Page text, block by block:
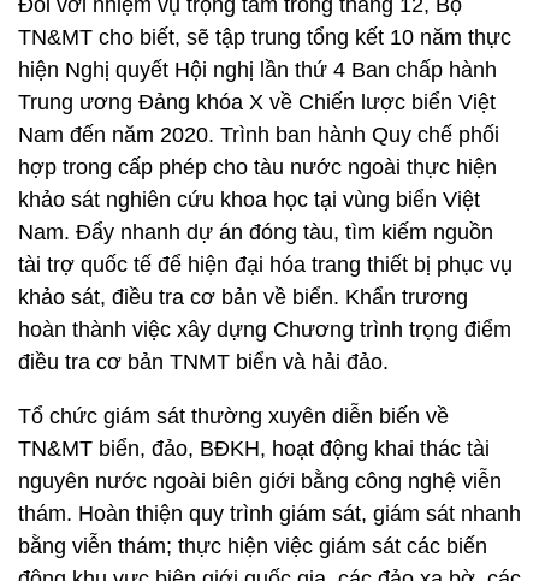
Đối với nhiệm vụ trọng tâm trong tháng 12, Bộ
TN&MT cho biết, sẽ tập trung tổng kết 10 năm thực
hiện Nghị quyết Hội nghị lần thứ 4 Ban chấp hành
Trung ương Đảng khóa X về Chiến lược biển Việt
Nam đến năm 2020. Trình ban hành Quy chế phối
hợp trong cấp phép cho tàu nước ngoài thực hiện
khảo sát nghiên cứu khoa học tại vùng biển Việt
Nam. Đẩy nhanh dự án đóng tàu, tìm kiếm nguồn
tài trợ quốc tế để hiện đại hóa trang thiết bị phục vụ
khảo sát, điều tra cơ bản về biển. Khẩn trương
hoàn thành việc xây dựng Chương trình trọng điểm
điều tra cơ bản TNMT biển và hải đảo.
Tổ chức giám sát thường xuyên diễn biến về
TN&MT biển, đảo, BĐKH, hoạt động khai thác tài
nguyên nước ngoài biên giới bằng công nghệ viễn
thám. Hoàn thiện quy trình giám sát, giám sát nhanh
bằng viễn thám; thực hiện việc giám sát các biến